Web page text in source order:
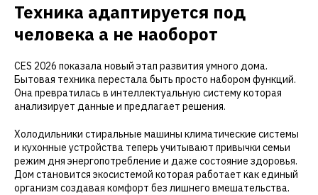
Техника адаптируется под
человека а не наоборот
CES 2026 показала новый этап развития умного дома.
Бытовая техника перестала быть просто набором функций.
Она превратилась в интеллектуальную систему которая
анализирует данные и предлагает решения.
Холодильники стиральные машины климатические системы
и кухонные устройства теперь учитывают привычки семьи
режим дня энергопотребление и даже состояние здоровья.
Дом становится экосистемой которая работает как единый
организм создавая комфорт без лишнего вмешательства.